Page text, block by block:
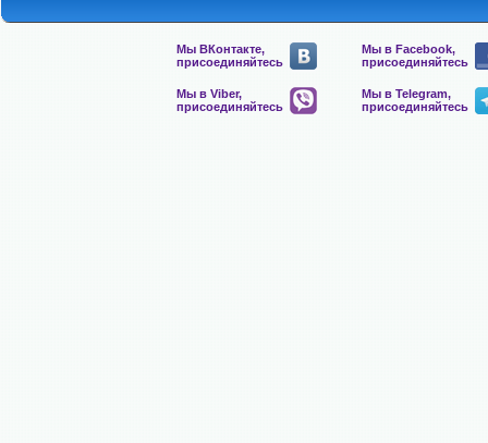
Мы ВКонтакте,
присоединяйтесь
Мы в Facebook,
присоединяйтесь
Мы в Viber,
присоединяйтесь
Мы в Telegram,
присоединяйтесь